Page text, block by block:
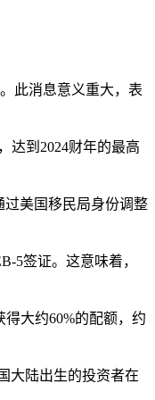
此消息意义重大，表
达到2024财年的最高
过美国移民局身份调整
5签证。这意味着，
大约60%的配额，约
大陆出生的投资者在